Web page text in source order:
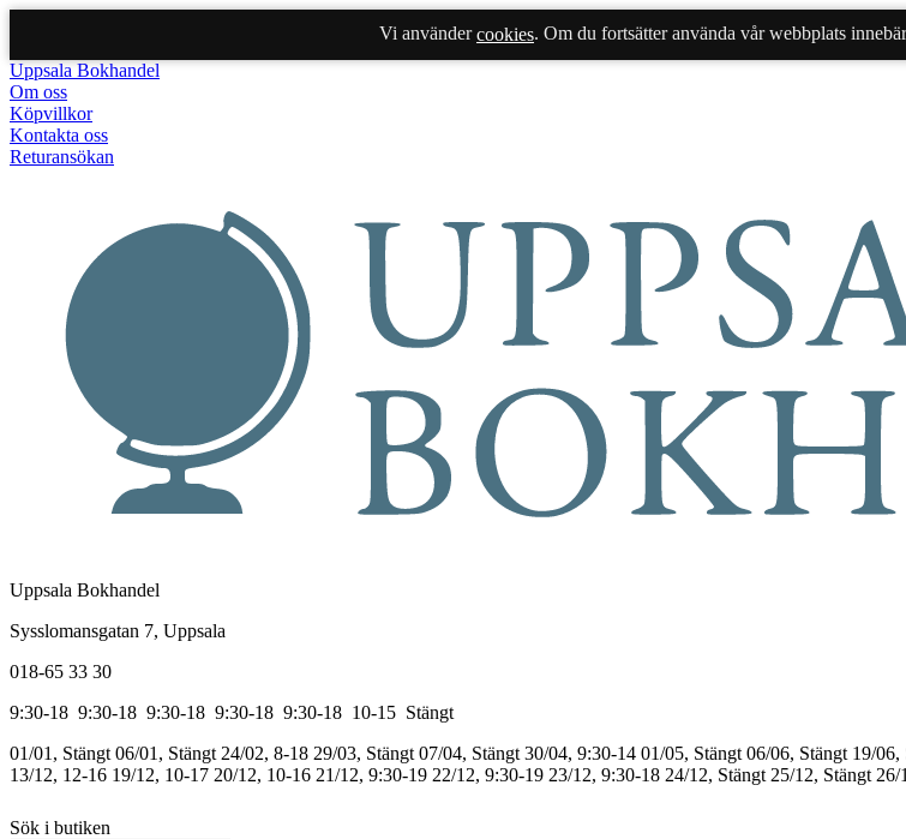
Vi användercookies. Om du fortsätter använda vår webbplats
Uppsala Bokhandel
Om oss
Köpvillkor
Kontakta oss
Returansökan
Uppsala Bokhandel
Sysslomansgatan 7, Uppsala
018-65 33 30
9:30-18 9:30-18 9:30-18 9:30-18 9:30-18 10-15 Stängt
01/01, Stängt 06/01, Stängt 24/02, 8-18 29/03, Stängt 07/04, Stängt 30/04, 9:30-14 01/05, Stängt 06/06, Stängt 19/06,
13/12, 12-16 19/12, 10-17 20/12, 10-16 21/12, 9:30-19 22/12, 9:30-19 23/12, 9:30-18 24/12, Stängt 25/12, Stängt 26/
Sök i butiken